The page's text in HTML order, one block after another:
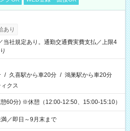
あり
当社規定あり。通勤交通費実費支払／上限4
/ 久喜駅から車20分 / 鴻巣駅から車20分
クス
60分) ※休憩（12:00-12:50、15:00-15:10）
／即日～9月末まで